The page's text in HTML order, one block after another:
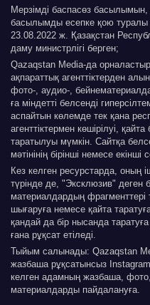
Мерзімді баспасөз басылымын,
басылымды есепке қою туралы
23.08.2022 ж. Қазақстан
даму министрлігі берген;
Qazaqstan Media-да
ақпараттық агенттіктерден
фото-, аудио-,
ға міндетті белсенді
аспайтын көлемде тек қана
агенттіктермен көшірілуі,
таратылуы мүмкін. Сайтқа
мәтінінің бірінші немесе
Кез келген ресурстарда, оның
түрінде де, "Эксклюзив" деген
материалдардың фрагменттері
шығаруға немесе қайта
қандай да бір нысанда
ғана рұқсат етіледі.
Тыйым салынады: Qazaqstan
жазбаша рұқсатынсыз
келген адамның жазбаша,
материалдарды пайдалануға.